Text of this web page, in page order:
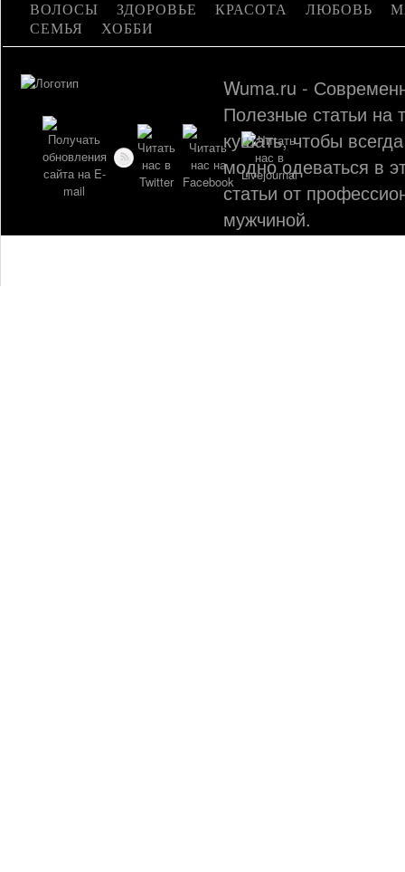
ВОЛОСЫ ЗДОРОВЬЕ КРАСОТА ЛЮБОВЬ
СЕМЬЯ
ХОББИ
Wuma.ru -
Полезные статьи на
кушать, чтобы
модно одеваться в
статьи от
мужчиной.